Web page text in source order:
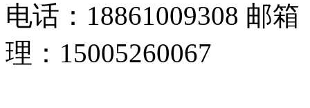
电话：18861009308 邮
理：15005260067